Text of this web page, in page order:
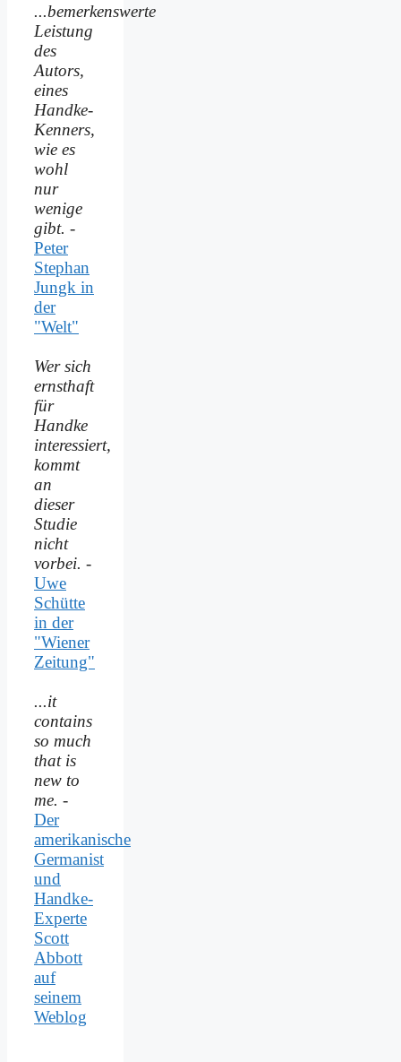
...bemerkenswerte
Leistung
des
Autors,
eines
Handke-
Kenners,
wie es
wohl
nur
wenige
gibt. -
Peter
Stephan
Jungk in
der
"Welt"
Wer sich
ernsthaft
für
Handke
interessiert,
kommt
an
dieser
Studie
nicht
vorbei. -
Uwe
Schütte
in der
"Wiener
Zeitung"
...it
contains
so much
that is
new to
me. -
Der
amerikanische
Germanist
und
Handke-
Experte
Scott
Abbott
auf
seinem
Weblog